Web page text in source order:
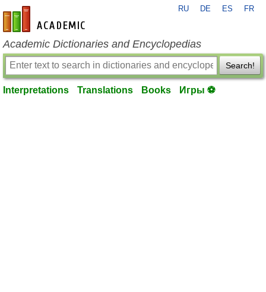
en-academic.com
RU DE ES FR
Academic Dictionaries and Encyclopedias
Search!
Interpretations Translations Books Игры ⚽